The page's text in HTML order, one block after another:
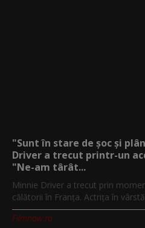
"Sunt în stare de șoc și
Driver a trecut printr-un
"Ne-am târât...
Minnie Driver a trecut prin
călătorii în Franța. Actrița în
Filmnow.ro